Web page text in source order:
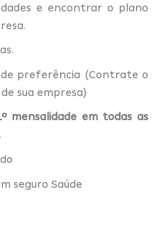
e encontrar o plano
de preferência (Contrate o
sua empresa)
mensalidade em todas as
seguro Saúde